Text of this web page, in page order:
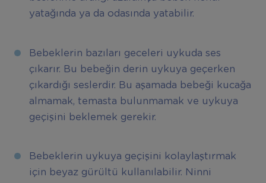
yatağında ya da odasında yatabilir.
Bebeklerin bazıları geceleri uykuda ses
çıkarır. Bu bebeğin derin uykuya geçerken
çıkardığı seslerdir. Bu aşamada bebeği kucağa
almamak, temasta bulunmamak ve uykuya
geçişini beklemek gerekir.
Bebeklerin uykuya geçişini kolaylaştırmak
için beyaz gürültü kullanılabilir. Ninni